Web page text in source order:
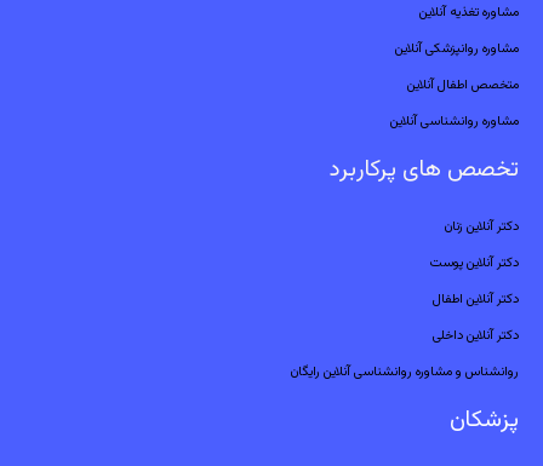
مشاوره تغذیه آنلاین
مشاوره روانپزشکی آنلاین
متخصص اطفال آنلاین
مشاوره روانشناسی آنلاین
تخصص های پرکاربرد
دکتر آنلاین زنان
دکتر آنلاین پوست
دکتر آنلاین اطفال
دکتر آنلاین داخلی
روانشناس و مشاوره روانشناسی آنلاین رایگان
پزشکان